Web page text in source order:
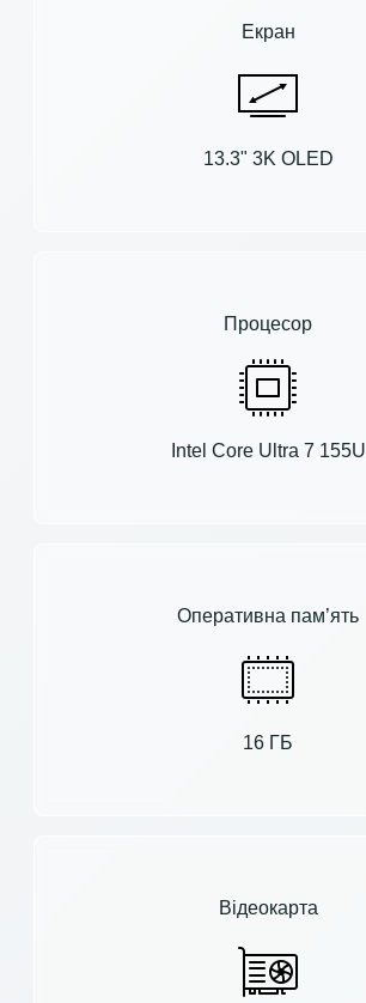
Екран
13.3" 3K OLED
Процесор
Intel Core Ultra 7 155U
Оперативна пам’ять
16 ГБ
Відеокарта